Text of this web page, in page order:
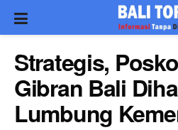
Strategis,
Gibran Bali
Lumbung